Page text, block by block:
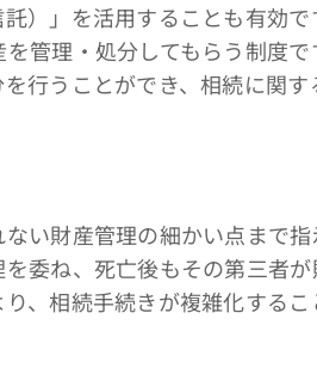
）」を活用することも有効
管理・処分してもらう制度
行うことができ、相続に関
い財産管理の細かい点まで
委ね、死亡後もその第三者
、相続手続きが複雑化する